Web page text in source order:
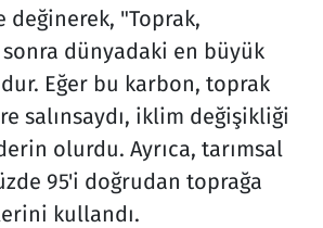
değinerek, "Toprak,
dünyadaki en büyük
Eğer bu karbon, toprak
salınsaydı, iklim değişikliği
olurdu. Ayrıca, tarımsal
95'i doğrudan toprağa
kullandı.